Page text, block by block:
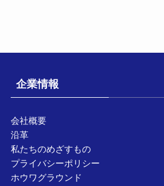
企業情報
会社概要
沿革
私たちのめざすもの
プライバシーポリシー
ホウワグラウンド